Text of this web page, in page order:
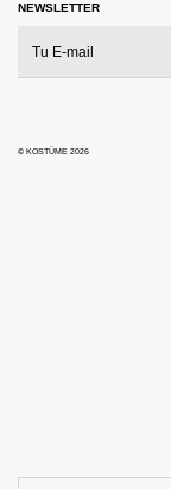
NEWSLETTER
© KOSTÜME 2026